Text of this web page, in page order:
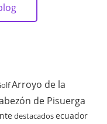
Arroyo de la
de Pisuerga
destacadosecuador